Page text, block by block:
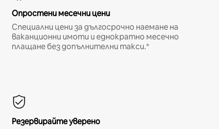
Опростени месечни цени
Специални цени за дългосрочно наемане на
ваканционни имоти и еднократно месечно
плащане без допълнителни такси.*
Резервирайте уверено